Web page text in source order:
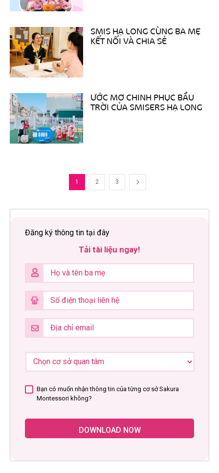
SMIS HẠ LONG CÙNG BA MẸ
KẾT NỐI VÀ CHIA SẺ
ƯỚC MƠ CHINH PHỤC BẦU
TRỜI CỦA SMISERS HẠ LONG
1 2 3
Đăng ký thông tin tại đây
Tải tài liệu ngay!
Bạn có muốn nhận thông tin của từng cơ sở Sakura
Montessori không?